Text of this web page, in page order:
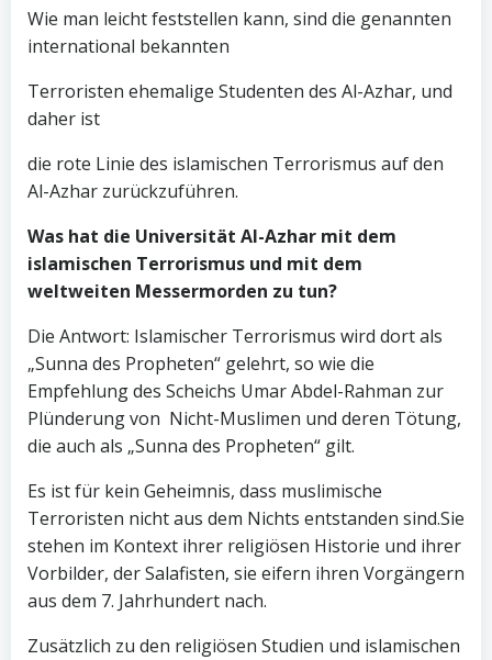
Wie man leicht feststellen kann, sind die genannten
international bekannten
Terroristen ehemalige Studenten des Al-Azhar, und
daher ist
die rote Linie des islamischen Terrorismus auf den
Al-Azhar zurückzuführen.
Was hat die Universität Al-Azhar mit dem
islamischen Terrorismus und mit dem
weltweiten Messermorden zu tun?
Die Antwort: Islamischer Terrorismus wird dort als
„Sunna des Propheten“ gelehrt, so wie die
Empfehlung des Scheichs Umar Abdel-Rahman zur
Plünderung von Nicht-Muslimen und deren Tötung,
die auch als „Sunna des Propheten“ gilt.
Es ist für kein Geheimnis, dass muslimische
Terroristen nicht aus dem Nichts entstanden sind.Sie
stehen im Kontext ihrer religiösen Historie und ihrer
Vorbilder, der Salafisten, sie eifern ihren Vorgängern
aus dem 7. Jahrhundert nach.
Zusätzlich zu den religiösen Studien und islamischen